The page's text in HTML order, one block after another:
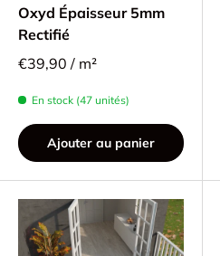
Oxyd Épaisseur 5mm
Rectifié
€39,90 / m²
En stock (47 unités)
Ajouter au panier